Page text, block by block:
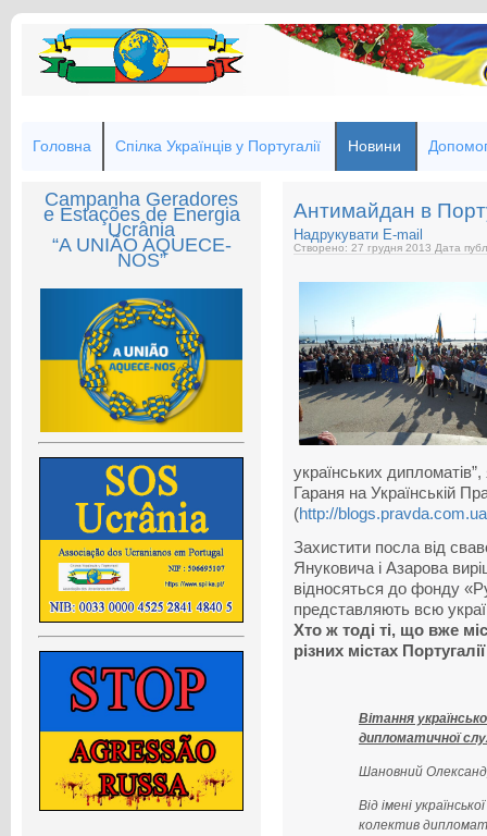
Головна Спілка Українців у Португалії Новини
Campanha Geradores
e Estações de Energia
Ucrânia
“A UNIÃO AQUECE-
NOS”
Антимайдан в
Надрукувати E-mail
Створено: 27 грудня 2013 Дата
українських
Гараня на Українській
(http://
Захистити посла від
Януковича і Азарова
відносяться до фонду
представляють всю
Хто ж тоді ті, що вже
різних містах
Вітання
дипломатичної
Шановний
Від імені
колектив